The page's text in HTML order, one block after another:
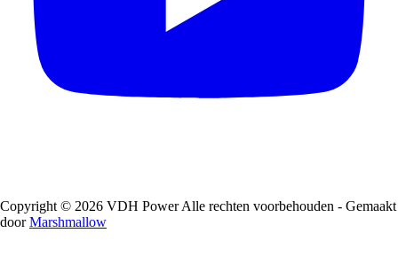
Copyright © 2026 VDH Power Alle rechten voorbehouden - Gemaakt
doorMarshmallow